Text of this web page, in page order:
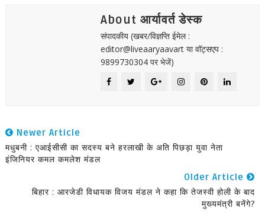
About आर्यावर्त डेस्क
संपादकीय (खबर/विज्ञप्ति ईमेल :
editor@liveaaryaavart या वॉट्सएप :
9899730304 पर भेजें)
Newer Article
मधुबनी : एआईसीसी का सदस्य बने हरलाखी के अति पिछड़ा युवा नेता
इंजिनियर कमल कमलेश मंडल
Older Article
बिहार : आरजेडी विधायक विजय मंडल ने कहा कि तेजस्वी होली के बाद
मुख्यमंत्री बनेंगे?